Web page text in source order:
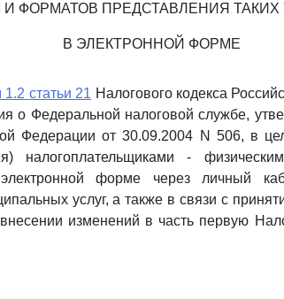
И ФОРМАТОВ ПРЕДСТАВЛЕНИЯ
В ЭЛЕКТРОННОЙ ФОРМЕ
1.2 статьи 21 Налогового кодекса
о Федеральной налоговой службе,
Федерации от 30.09.2004 N 506, в
налогоплательщиками -
форме через личный
услуг, а также в связи с
изменений в часть первую